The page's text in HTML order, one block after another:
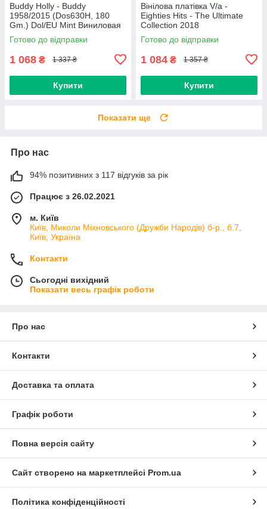
Buddy Holly - Buddy
1958/2015 (Dos630H, 180
Gm.) Dol/EU Mint Виниловая
пластинка (art.234454)
Готово до відправки
1 068 ₴ 1 337 ₴
Купити
Вінілова платівка V/a -
Eighties Hits - The Ultimate
Collection 2018
(0190758737713) Sony
Music/EU Mint
Готово до відправки
1 084 ₴ 1 357 ₴
Купити
Показати ще
Про нас
94% позитивних з 117 відгуків за рік
Працює з 26.02.2021
м. Київ
Київ, Миколи Міхновського (Дружби Народів) б-р., б.7,
Київ, Україна
Контакти
Сьогодні вихідний
Показати весь графік роботи
Про нас
Контакти
Доставка та оплата
Графік роботи
Повна версія сайту
Сайт створено на маркетплейсі Prom.ua
Політика конфіденційності